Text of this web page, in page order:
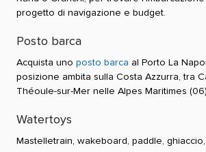
progetto di navigazione e budget.
Posto barca
Acquista uno posto barca al Porto La
posizione ambita sulla Costa Azzurra, tra
Théoule-sur-Mer nelle Alpes Maritimes
Watertoys
Mastelletrain, wakeboard, paddle,